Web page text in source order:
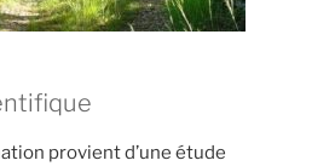
provient d’une étude